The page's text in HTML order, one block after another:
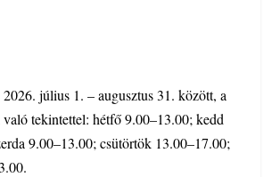
július 1. – augusztus 31. között, a
való tekintettel: hétfő 9.00–13.00; kedd
9.00–13.00; csütörtök 13.00–17.00;